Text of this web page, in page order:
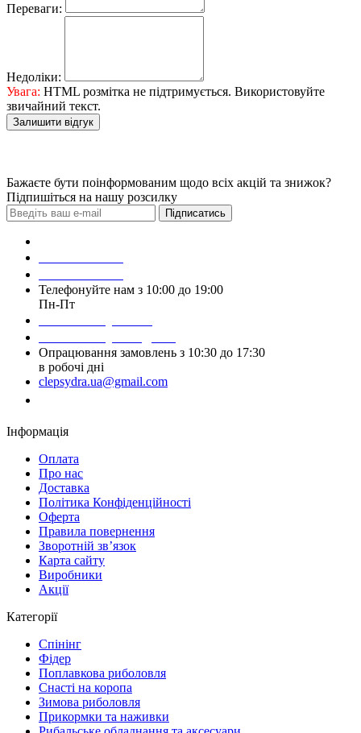
Переваги:
Недоліки:
Увага: HTML розмітка не підтримується. Використовуйте
звичайний текст.
Залишити відгук
Бажаєте бути поінформованим щодо всіх акцій та знижок?
Підпишіться на нашу розсилку
Підписатись
Телефонуйте нам з 10:00 до 19:00
Пн-Пт
Опрацювання замовлень з 10:30 до 17:30
в робочі дні
clepsydra.ua@gmail.com
Інформація
Оплата
Про нас
Доставка
Політика Конфіденційності
Оферта
Правила повернення
Зворотній зв’язок
Карта сайту
Виробники
Акції
Категорії
Спінінг
Фідер
Поплавкова риболовля
Снасті на коропа
Зимова риболовля
Прикормки та наживки